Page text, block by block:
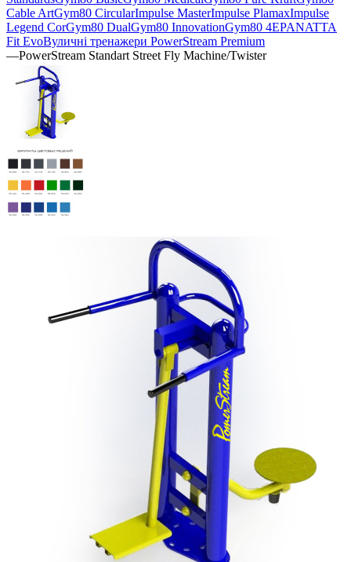
Cable ArtGym80 CircularImpulse MasterImpulse PlamaxImpulse
Legend CorGym80 DualGym80 InnovationGym80 4EPANATTA
Fit EvoВуличні тренажери PowerStream Premium
—PowerStream Standart Street Fly Machine/Twister